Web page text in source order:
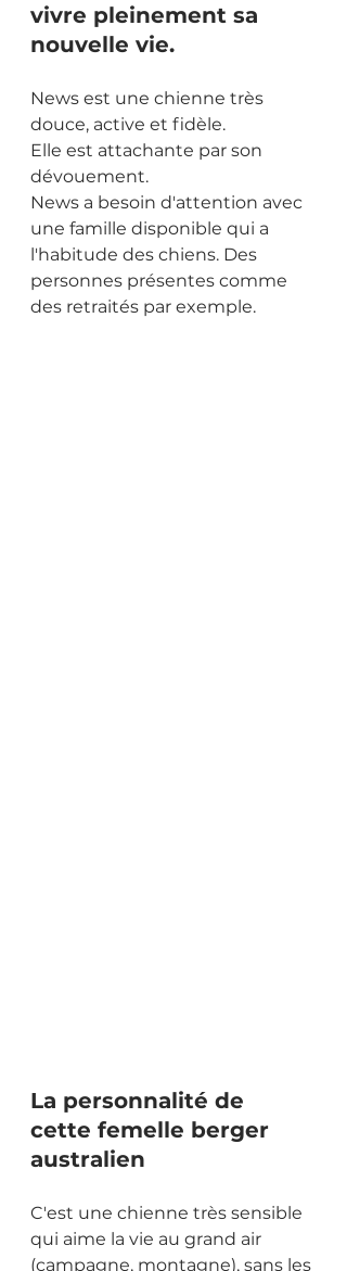
vivre pleinement sa
nouvelle vie.
News est une chienne très
douce, active et fidèle.
Elle est attachante par son
dévouement.
News a besoin d'attention avec
une famille disponible qui a
l'habitude des chiens. Des
personnes présentes comme
des retraités par exemple.
La personnalité de
cette femelle berger
australien
C'est une chienne très sensible
qui aime la vie au grand air
(campagne, montagne), sans les